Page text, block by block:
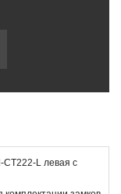
СТ222-L левая с